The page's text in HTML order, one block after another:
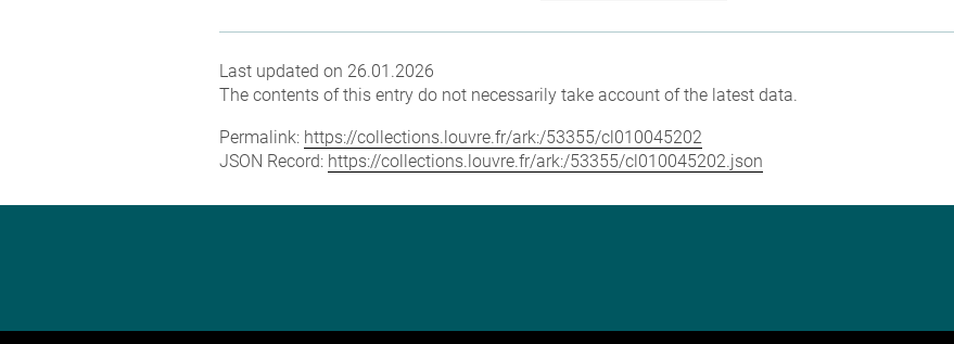
Last updated on 26.01.2026
The contents of this entry do not necessarily take account of the latest data.
Permalink: https://collections.louvre.fr/ark:/53355/cl010045202
JSON Record: https://collections.louvre.fr/ark:/53355/cl010045202.json